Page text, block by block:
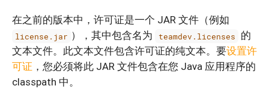
在之前的版本中，许可证是一个 JAR 文件（例如
license.jar ），其中包含名为 teamdev.licenses
的
文本文件。此文本文件包含许可证的纯文本。要设置许
可证 ，您必须将此 JAR 文件包含在您 Java 应用程序的
classpath 中。